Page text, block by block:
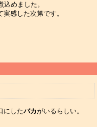
めました。
感した次第です。
にしたバカがいるらしい。